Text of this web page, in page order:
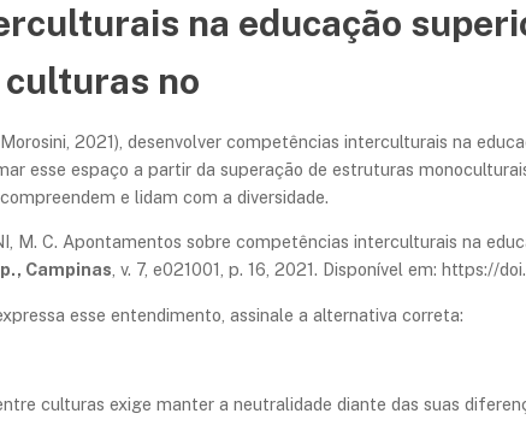
na educação
no
2021), desenvolver competências interculturais na
esse espaço a partir da superação de estruturas
e lidam com a diversidade.
M. C. Apontamentos sobre competências interculturais na
Campinas , v. 7, e021001, p. 16, 2021. Disponível em:
esse entendimento, assinale a alternativa correta:
culturas exige manter a neutralidade diante das suas